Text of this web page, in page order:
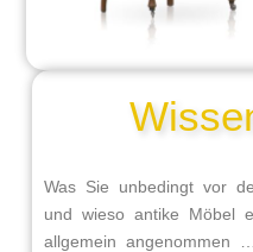
Was Sie unbedingt vor
und wieso antike Möbel
allgemein angenommen …